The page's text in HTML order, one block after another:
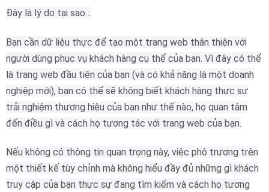
Đây là lý do tại sao…
Bạn cần dữ liệu thực để tạo một trang web thân thiện với
người dùng phục vụ khách hàng cụ thể của bạn. Vì đây có thể
là trang web đầu tiên của bạn (và có khả năng là một doanh
nghiệp mới), bạn có thể sẽ không biết khách hàng thực sự
trải nghiệm thương hiệu của bạn như thế nào, họ quan tâm
đến điều gì và cách họ tương tác với trang web của bạn.
Nếu không có thông tin quan trọng này, việc phô trương trên
một thiết kế tùy chỉnh mà không hiểu đầy đủ những gì khách
truy cập của bạn thực sự đang tìm kiếm và cách họ tương